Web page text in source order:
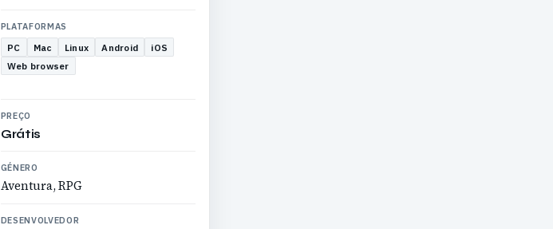
PLATAFORMAS
PC Mac Linux Android
iOS
Web browser
PREÇO
Grátis
GÉNERO
Aventura, RPG
DESENVOLVEDOR